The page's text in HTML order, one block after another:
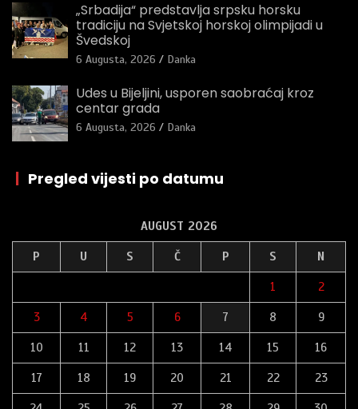
„Srbadija“ predstavlja srpsku horsku
tradiciju na Svjetskoj horskoj olimpijadi u
Švedskoj
6 Augusta, 2026 Danka
Udes u Bijeljini, usporen saobraćaj kroz
centar grada
6 Augusta, 2026 Danka
| Pregled vijesti po datumu
AUGUST 2026
P U S Č P S N
1 2
3 4 5 6 7 8 9
10 11 12 13 14 15 16
17 18 19 20 21 22 23